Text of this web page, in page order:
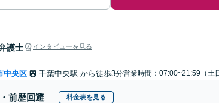
護士 インタビューを見る
中央区 千葉中央駅 から徒歩3分営業時間：07:00~21:59（土
前歴回避 料金表を見る